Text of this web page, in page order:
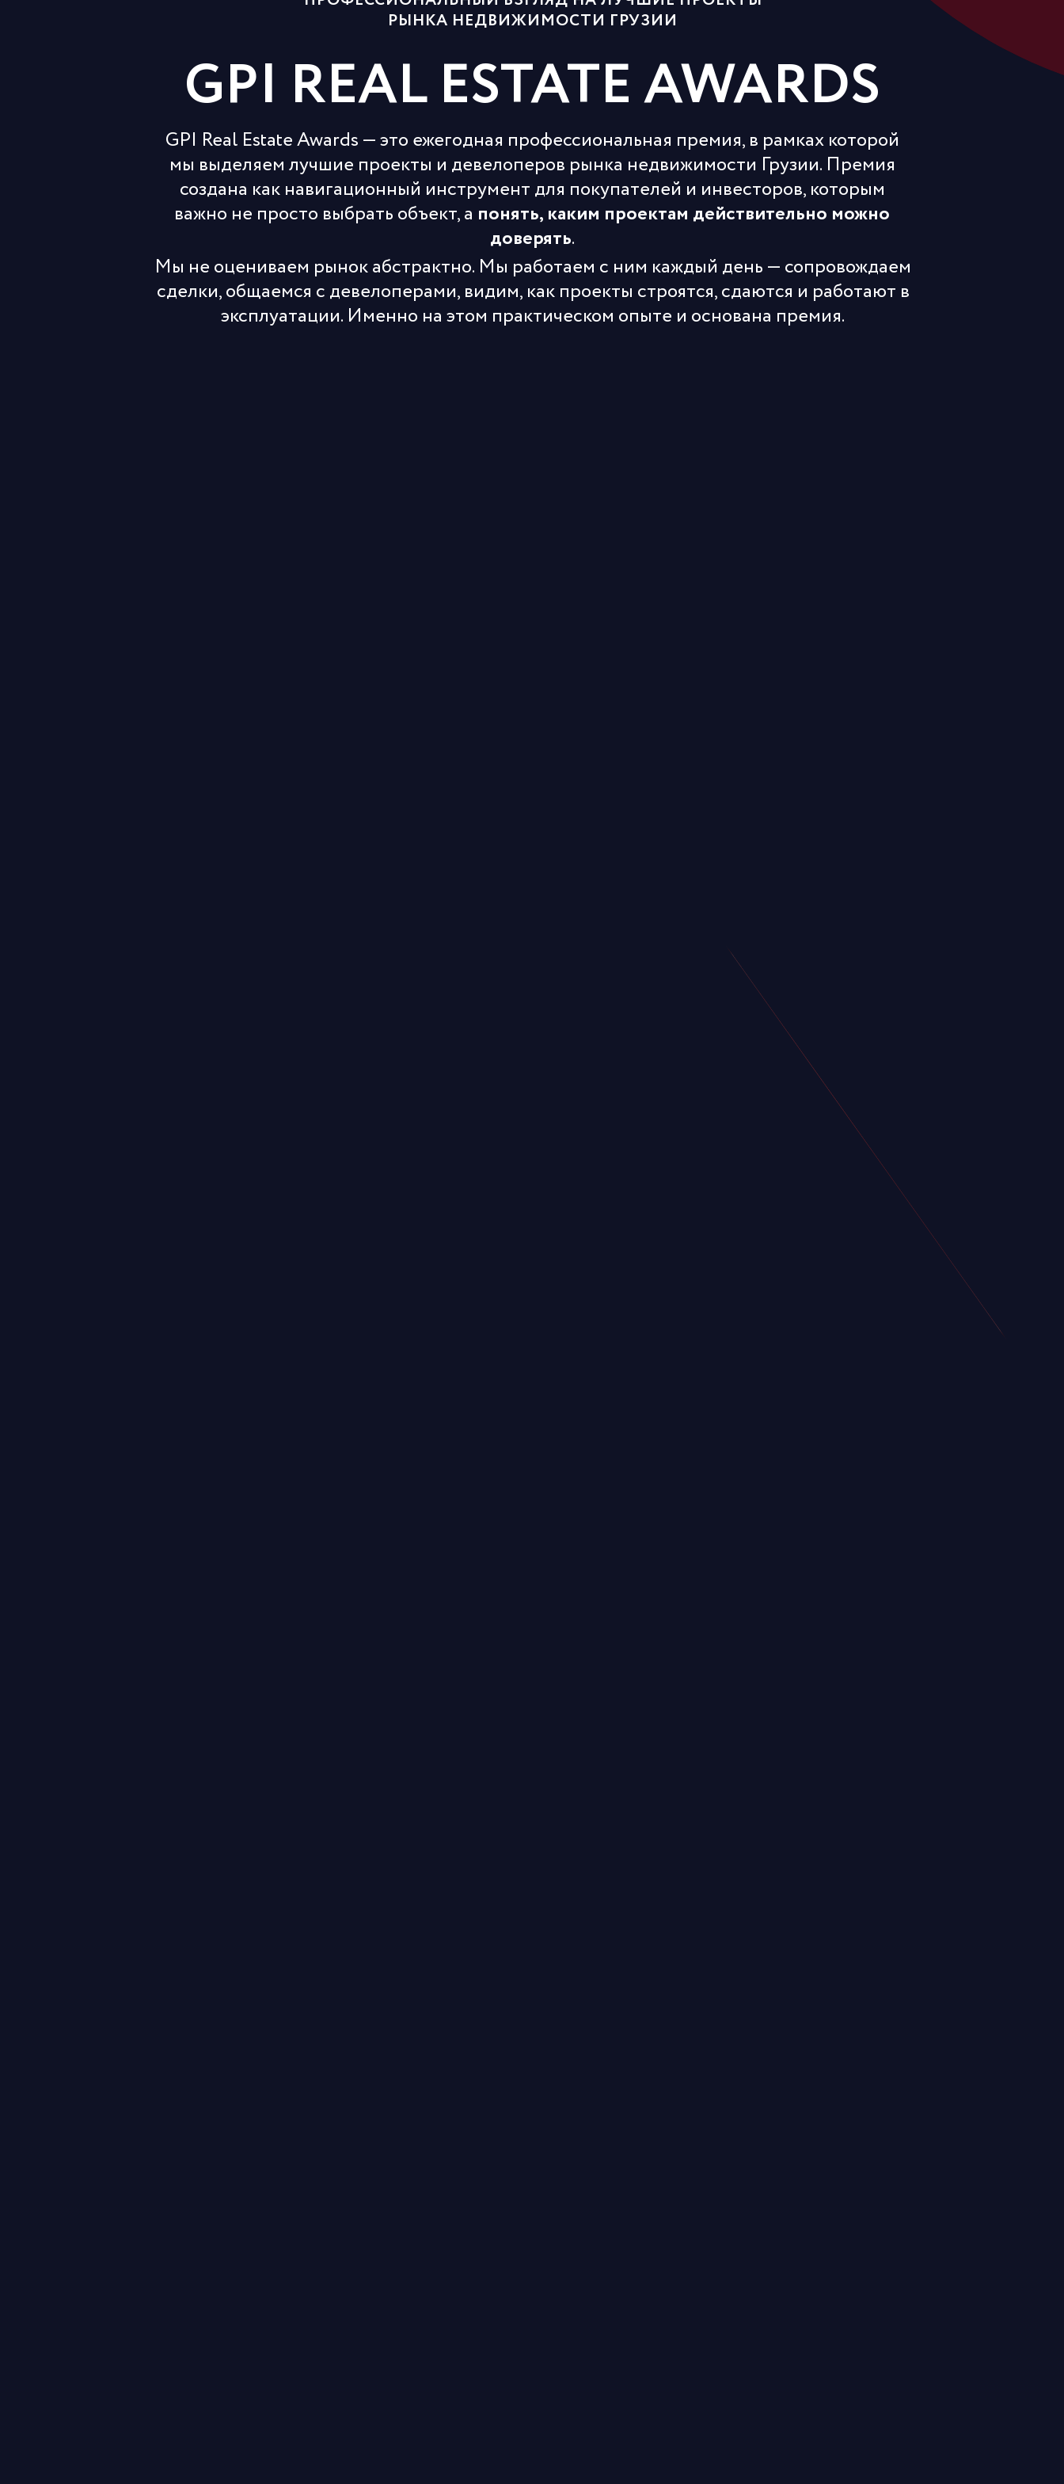
GPI REAL ESTATE AWARDS
Мы не оцениваем рынок абстрактно. Мы работаем с ним каждый день — сопровождаем
сделки, общаемся с девелоперами, видим, как проекты строятся, сдаются и работают в
эксплуатации. Именно на этом практическом опыте и основана премия.
GPI Real Estate Awards — это ежегодная профессиональная премия, в рамках которой
мы выделяем лучшие проекты и девелоперов рынка недвижимости Грузии. Премия
создана как навигационный инструмент для покупателей и инвесторов, которым
важно не просто выбрать объект, а понять, каким проектам действительно можно
доверять.
РЫНКА НЕДВИЖИМОСТИ ГРУЗИИ